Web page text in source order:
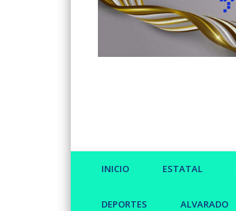
INICIO ESTATAL
DEPORTES ALVARADO